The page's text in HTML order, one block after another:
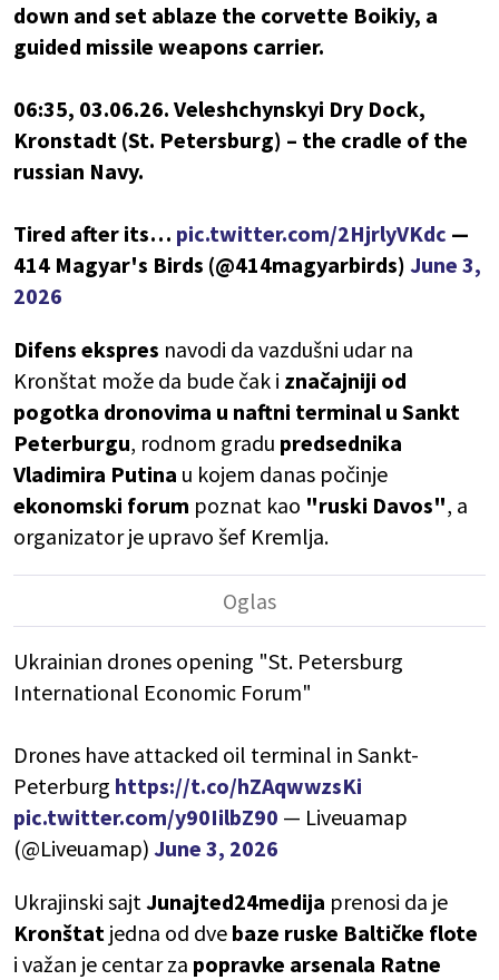
down and set ablaze the corvette Boikiy, a
guided missile weapons carrier.
06:35, 03.06.26. Veleshchynskyi Dry Dock,
Kronstadt (St. Petersburg) – the cradle of the
russian Navy.
Tired after its… pic.twitter.com/2HjrlyVKdc —
414 Magyar's Birds (@414magyarbirds) June 3,
2026
Difens ekspres navodi da vazdušni udar na
Kronštat može da bude čak i značajniji od
pogotka dronovima u naftni terminal u Sankt
Peterburgu, rodnom gradu predsednika
Vladimira Putina u kojem danas počinje
ekonomski forum poznat kao "ruski Davos", a
organizator je upravo šef Kremlja.
Ukrainian drones opening "St. Petersburg
International Economic Forum"
Drones have attacked oil terminal in Sankt-
Peterburg https://t.co/hZAqwwzsKi
pic.twitter.com/y90IilbZ90 — Liveuamap
(@Liveuamap) June 3, 2026
Ukrajinski sajtJunajted24medija prenosi da je
Kronštat jedna od dve baze ruske Baltičke flote
i važan je centar za popravke arsenala Ratne